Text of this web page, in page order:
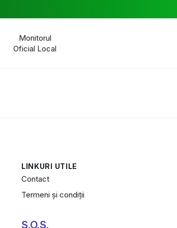
Monitorul
Oficial Local
LINKURI UTILE
Contact
Termeni și condiții
S.O.S.